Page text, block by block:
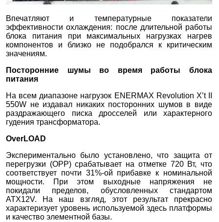
Впечатляют и температурные показатели
эффективности охлаждения: после длительной работы
блока питания при максимальных нагрузках нагрев
компонентов и близко не подобрался к критическим
значениям.
Посторонние шумы во время работы блока
питания
На всем диапазоне нагрузок ENERMAX Revolution X’t II
550W не издавал никаких посторонних шумов в виде
раздражающего писка дросселей или характерного
гудения трансформатора.
OverLOAD
Экспериментально было установлено, что защита от
перегрузки (OPP) срабатывает на отметке 720 Вт, что
соответствует почти 31%-ой прибавке к номинальной
мощности. При этом выходные напряжения не
покидали пределов, обусловленных стандартом
ATX12V. На наш взгляд, этот результат прекрасно
характеризует уровень используемой здесь платформы
и качество элементной базы.